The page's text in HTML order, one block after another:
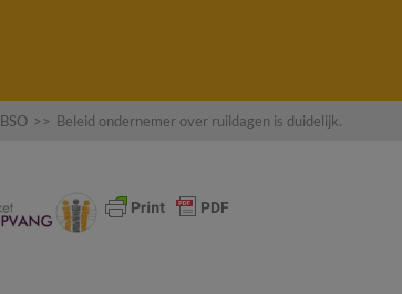
BSO >> Beleid ondernemer over ruildagen is duidelijk.